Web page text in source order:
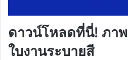
ดาวน์โหลดที่นี่! ภา
ใบงานระบายสี